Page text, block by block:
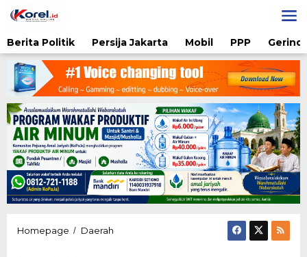
ke
Berita Politik
Persija Jakarta Mobil PPP
Homepage / Daerah